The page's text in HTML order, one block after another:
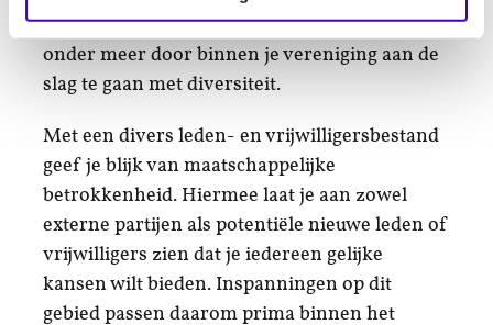
persoonlijke wensen en behoeften. Je doet dit
onder meer door binnen je vereniging aan de
slag te gaan met diversiteit.
Met een divers leden- en vrijwilligers­bestand
geef je blijk van maatschappelijke
betrokkenheid. Hiermee laat je aan zowel
externe partijen als potentiële nieuwe leden of
vrijwilligers zien dat je iedereen gelijke
kansen wilt bieden. Inspanningen op dit
gebied passen daarom prima binnen het